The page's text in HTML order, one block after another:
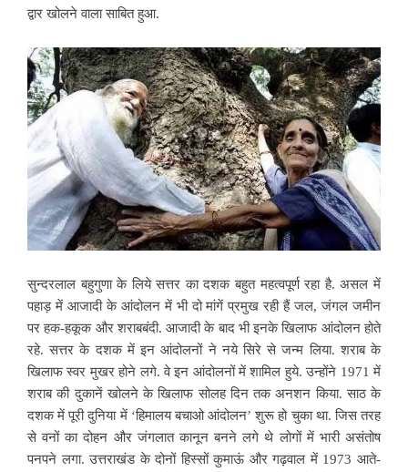
द्वार खोलने वाला साबित हुआ.
सुन्दरलाल बहुगुणा के लिये सत्तर का दशक बहुत महत्वपूर्ण रहा है. असल में
पहाड़ में आजादी के आंदोलन में भी दो मांगें प्रमुख रही हैं जल, जंगल जमीन
पर हक-हकूक और शराबबंदी. आजादी के बाद भी इनके खिलाफ आंदोलन होते
रहे. सत्तर के दशक में इन आंदोलनों ने नये सिरे से जन्म लिया. शराब के
खिलाफ स्वर मुखर होने लगे.वे इन आंदोलनों में शामिल हुये. उन्होंने 1971 में
शराब की दुकानें खोलने के खिलाफ सोलह दिन तक अनशन किया. साठ के
दशक में पूरी दुनिया में ‘हिमालय बचाओ आंदोलन’ शुरू हो चुका था. जिस तरह
से वनों का दोहन और जंगलात कानून बनने लगे थे लोगों में भारी असंतोष
पनपने लगा. उत्तराखंड के दोनों हिस्सों कुमाऊं और गढ़वाल में 1973 आते-